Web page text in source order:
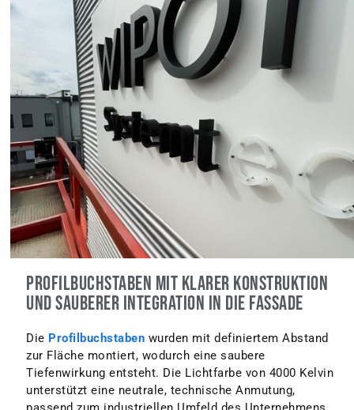
Profilbuchstaben mit klarer Konstruktion
und sauberer Integration in die Fassade
Die Profilbuchstaben wurden mit definiertem Abstand
zur Fläche montiert, wodurch eine saubere
Tiefenwirkung entsteht. Die Lichtfarbe von 4000 Kelvin
unterstützt eine neutrale, technische Anmutung,